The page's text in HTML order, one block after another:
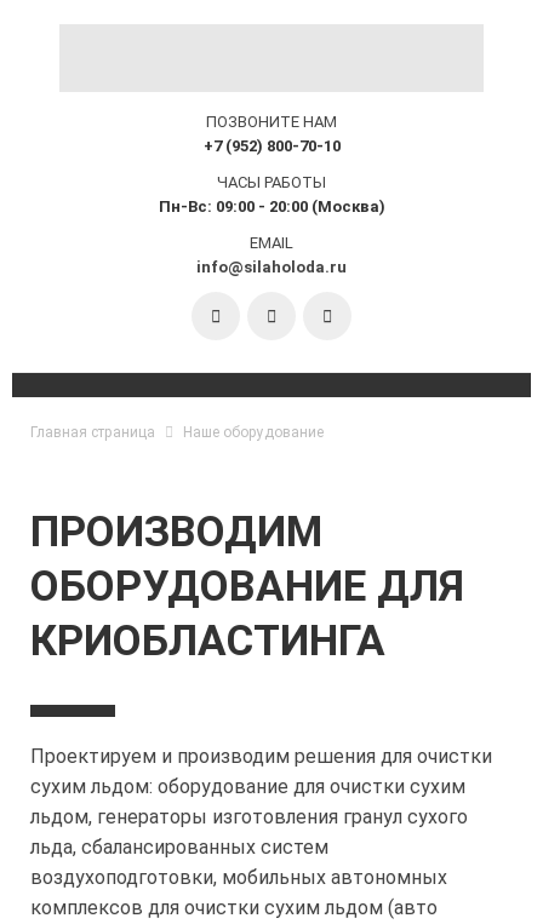
ПОЗВОНИТЕ НАМ
+7 (952) 800-70-10
ЧАСЫ РАБОТЫ
Пн-Вс: 09:00 - 20:00 (Москва)
EMAIL
info@silaholoda.ru
Главная страница Наше оборудование
ПРОИЗВОДИМ
ОБОРУДОВАНИЕ ДЛЯ
КРИОБЛАСТИНГА
Проектируем и производим решения для очистки
сухим льдом: оборудование для очистки сухим
льдом, генераторы изготовления гранул сухого
льда, сбалансированных систем
воздухоподготовки, мобильных автономных
комплексов для очистки сухим льдом (авто